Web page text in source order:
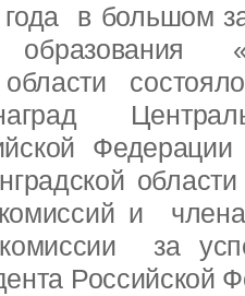
года в большом
образования
области
и
комиссии за
Российской